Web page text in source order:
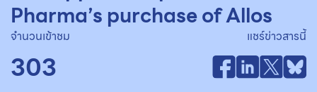
Pharma’s purchase of Allos
จำนวนเข้าชม
303
แชร์ข่าวสารนี้